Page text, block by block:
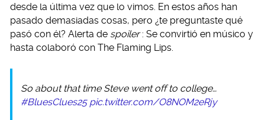
desde la última vez que lo vimos. En estos años han
pasado demasiadas cosas, pero ¿te preguntaste qué
pasó con él? Alerta de spoiler : Se convirtió en músico y
hasta colaboró con The Flaming Lips.
So about that time Steve went off to college…
#BluesClues25 pic.twitter.com/O8NOM2eRjy